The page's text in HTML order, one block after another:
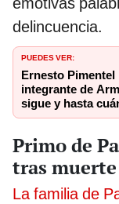
delincuencia.
PUEDES VER:
Ernesto Pimentel
integrante de
sigue y hasta
Primo de
tras muerte
La familia de